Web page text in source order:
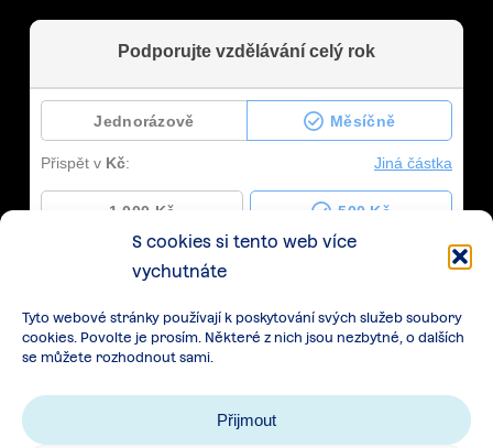
S cookies si tento web více
vychutnáte
Tyto webové stránky používají k poskytování svých služeb soubory
cookies. Povolte je prosím. Některé z nich jsou nezbytné, o dalších
se můžete rozhodnout sami.
Přijmout